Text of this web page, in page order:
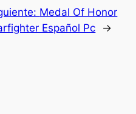
Medal Of Honor
Español Pc
→